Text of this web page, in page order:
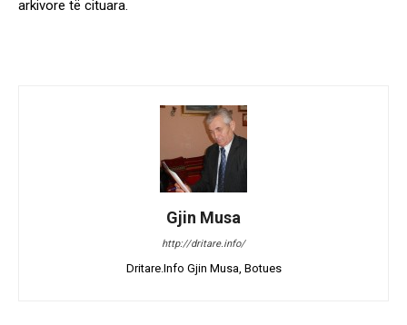
arkivore të cituara.
Gjin Musa
http://dritare.info/
Dritare.Info Gjin Musa, Botues